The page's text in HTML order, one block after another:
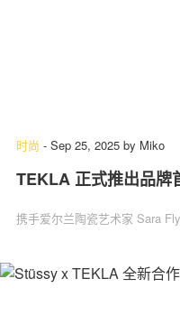
时尚 - Sep 25, 2025 by Miko
TEKLA 正式推出品牌
携手爱尔兰陶瓷艺术家 Sara